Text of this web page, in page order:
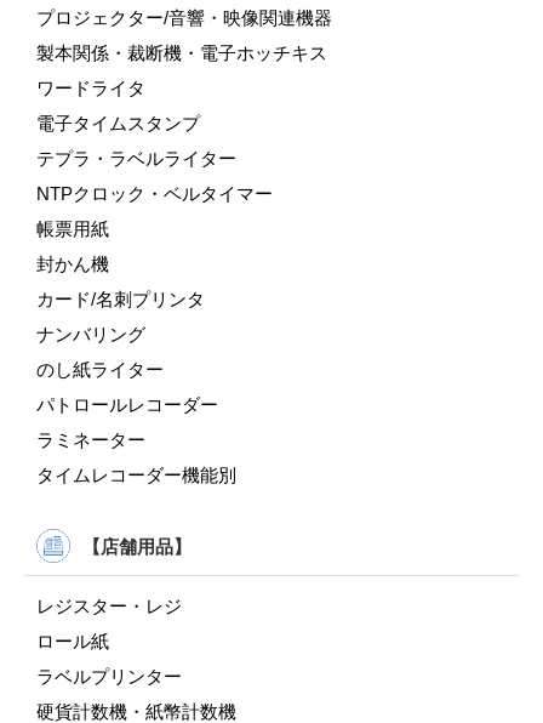
プロジェクター/音響・映像関連機器
製本関係・裁断機・電子ホッチキス
ワードライタ
電子タイムスタンプ
テプラ・ラベルライター
NTPクロック・ベルタイマー
帳票用紙
封かん機
カード/名刺プリンタ
ナンバリング
のし紙ライター
パトロールレコーダー
ラミネーター
タイムレコーダー機能別
【店舗用品】
レジスター・レジ
ロール紙
ラベルプリンター
硬貨計数機・紙幣計数機